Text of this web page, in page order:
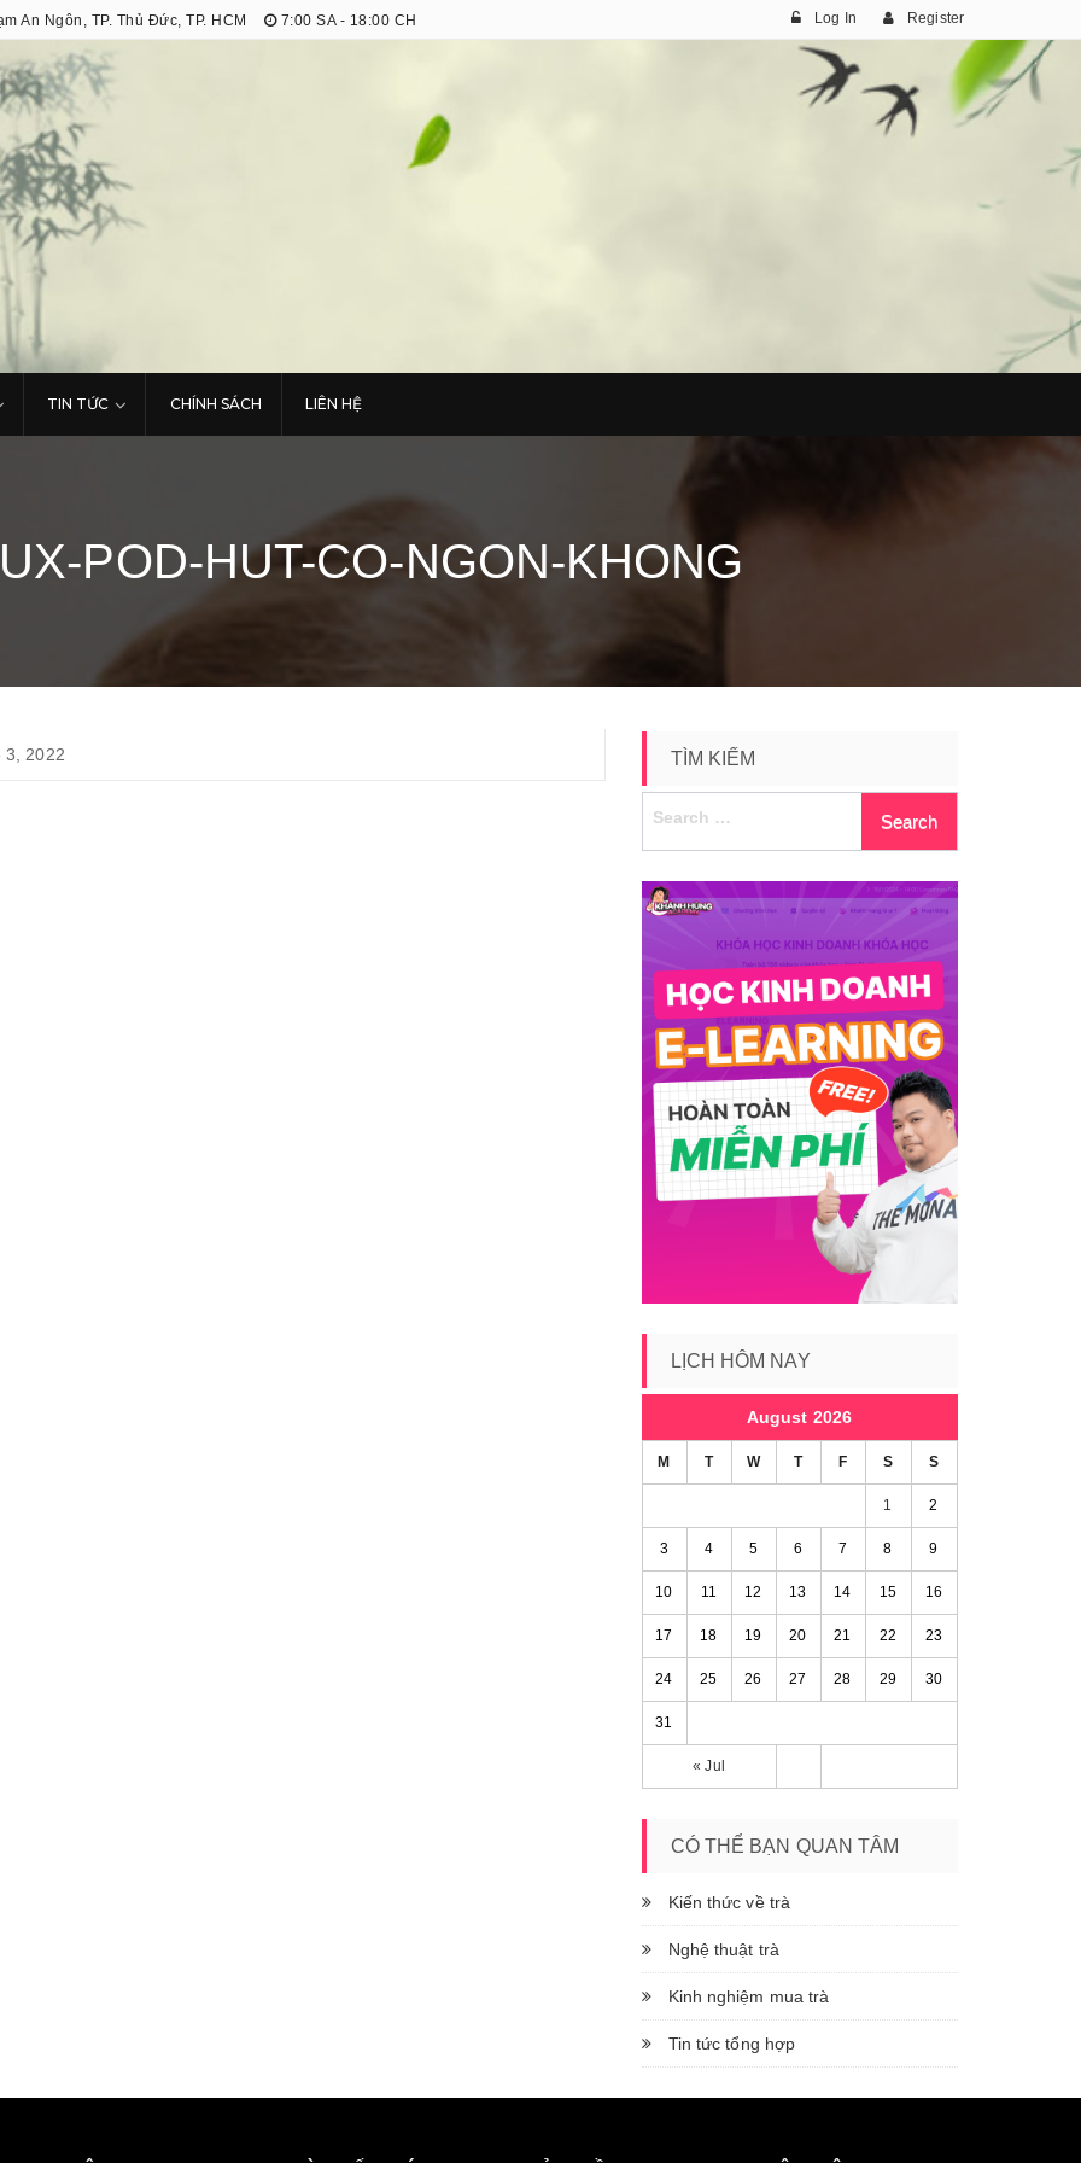
An Ngôn, TP. Thủ Đức, TP. HCM 7:00 SA - 18:00 CH Log In Register
TIN TỨC CHÍNH SÁCH LIÊN HỆ
POD-HUT-CO-NGON-KHONG
3, 2022 TÌM KIẾM
LỊCH HÔM NAY
August 2026
M T W T F S S
« Jul
1 2
3 4 5 6 7 8 9
10 11 12 13 14 15 16
17 18 19 20 21 22 23
24 25 26 27 28 29 30
31
CÓ THỂ BẠN QUAN TÂM
Kiến thức về trà
Nghệ thuật trà
Kinh nghiệm mua trà
Tin tức tổng hợp